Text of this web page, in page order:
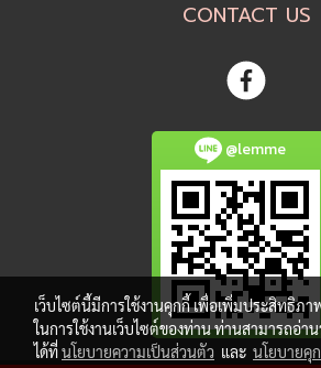
CONTACT US
@lemme
เว็บไซต์นี้มีการใช้งานคุกกี้ เพื่อเพิ่มประสิทธิภ
ในการใช้งานเว็บไซต์ของท่าน ท่านสามารถอ่า
ได้ที่นโยบายความเป็นส่วนตัว และ นโยบายคุ